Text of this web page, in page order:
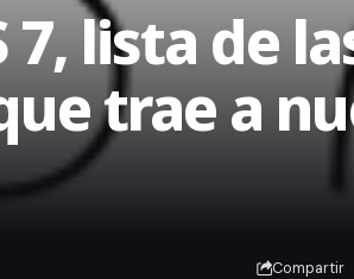
7, lista de
trae a
Compartir